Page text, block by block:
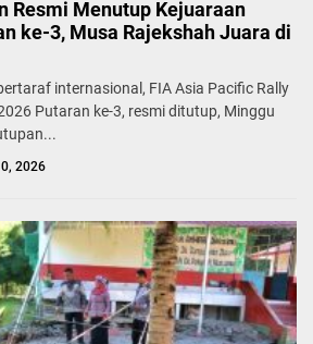
Resmi Menutup Kejuaraan
ke-3, Musa Rajekshah Juara di
internasional, FIA Asia Pacific Rally
Putaran ke-3, resmi ditutup, Minggu
2026